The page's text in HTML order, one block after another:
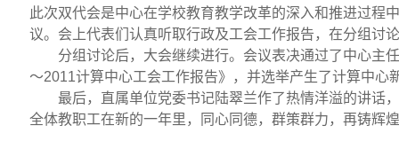
此次双代会是中心在学校教育教学改革的深入和推进过程
议。会上代表们认真听取行政及工会工作报告，在分组讨
分组讨论后，大会继续进行。会议表决通过了中心主
～2011计算中心工会工作报告》，并选举产生了计算中心
最后，直属单位党委书记陆翠兰作了热情洋溢的讲话
全体教职工在新的一年里，同心同德，群策群力，再铸辉